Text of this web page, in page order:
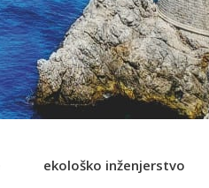
ekološko inženjerstvo